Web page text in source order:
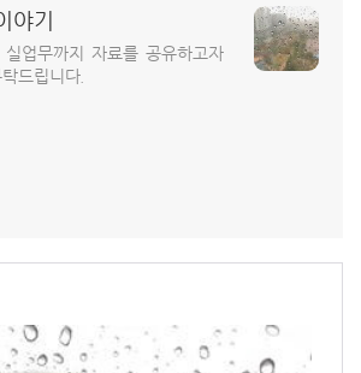
야기
업무까지 자료를 공유하고자
드립니다.